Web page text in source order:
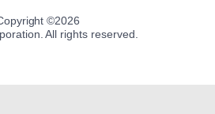
©2026
All rights reserved.